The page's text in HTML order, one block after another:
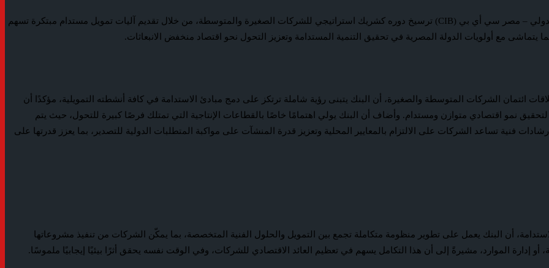
في إطار التوجه التنموي نحو الاقتصاد المستدام، يواصل البنك التجاري الدولي – مصر سي أي بي (CIB) ترسيخ دوره كشريك استراتيجي للشركات الصغيرة والمتوسطة، من خلال تقديم آليات تمويل مستدام مبتكرة تسهم
مع أولويات الدولة المصرية في تحقيق التنمية المستدامة وتعزيز التحول نحو اقتصاد منخفض الانبعاثات.
ائتمان الشركات المتوسطة والصغيرة، أن البنك يتبنى رؤية شاملة ترتكز على دمج مبادئ الاستدامة في كافة أنشطته التمويلية، مؤكدًا أن
نمو اقتصادي متوازن ومستدام. وأضاف أن البنك يولي اهتمامًا خاصًا بالقطاعات الإنتاجية التي تمتلك فرصًا كبيرة للتحول، حيث يتم
فنية تساعد الشركات على الالتزام بالمعايير المحلية وتعزيز قدرة المنشآت على مواكبة المتطلبات الدولية للتصدير، بما يعزز قدرتها على
أن البنك يعمل على تطوير منظومة متكاملة تجمع بين التمويل والحلول الفنية المتخصصة، بما يمكّن الشركات من تنفيذ مشروعاتها
إدارة الموارد، مشيرةً إلى أن هذا التكامل يسهم في تعظيم العائد الاقتصادي للشركات، وفي الوقت نفسه يحقق أثرًا بيئيًا إيجابيًا ملموسًا.